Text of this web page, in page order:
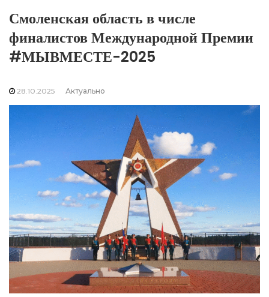
Смоленская область в числе
финалистов Международной Премии
#МЫВМЕСТЕ-2025
28.10.2025 Актуально